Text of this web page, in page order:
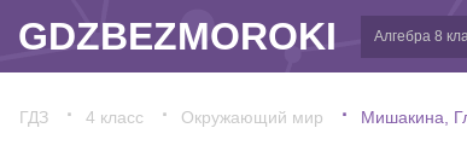
GDZBEZMOROKI
ГДЗ 4 класс Окружающий мир Мишакина,